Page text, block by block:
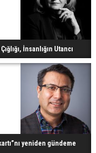
İnsanlığın Utancı
yeniden gündeme